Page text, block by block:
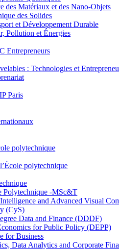
Matériaux et des Nano-Objets
des Solides
et Développement Durable
Pollution et Énergies
Entrepreneurs
: Technologies et
Paris
polytechnique
polytechnique
Polytechnique -MSc&T
and Advanced Visual
(CyS)
Data and Finance (DDDF)
for Public Policy (DEPP)
for Business
Data Analytics and Corporate